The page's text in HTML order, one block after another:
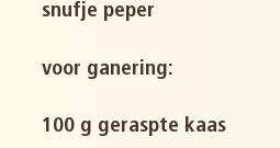
snufje peper
voor ganering:
100 g geraspte kaas